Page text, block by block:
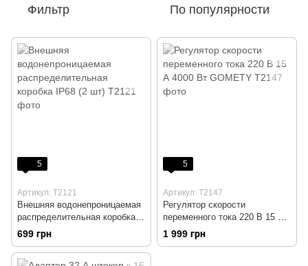
Фильтр По популярности
5
Артикул: T2121
Внешняя водонепроницаемая
распределительная коробка
IP68 (2 шт)
699 грн
5
Артикул: T2147
Регулятор скорости
переменного тока 220 В 15 А
4000 Вт GOMETY
1 999 грн